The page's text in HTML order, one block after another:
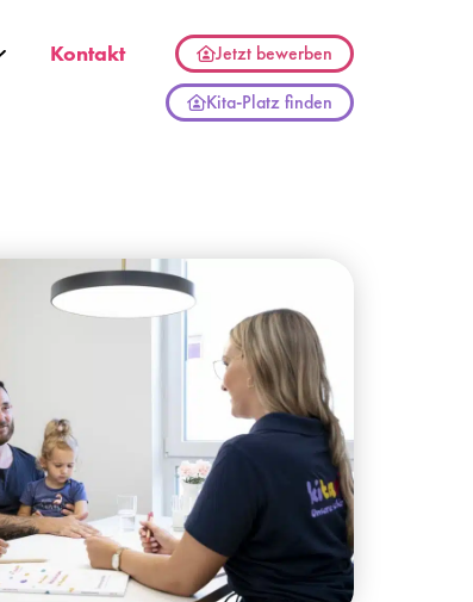
Kontakt
Jetzt bewerben
Kita-Platz finden